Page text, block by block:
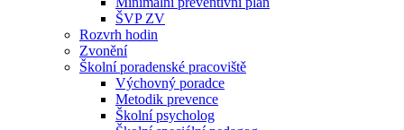
ŠVP ZV
Rozvrh hodin
Zvonění
Školní poradenské pracoviště
Výchovný poradce
Metodik prevence
Školní psycholog